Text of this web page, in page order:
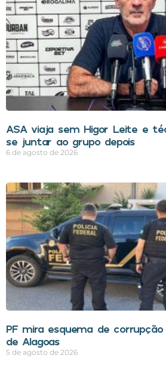
ASA viaja sem Higor Leite e
se juntar ao grupo depois
6 de agosto de 2026
PF mira esquema de
de Alagoas
5 de agosto de 2026